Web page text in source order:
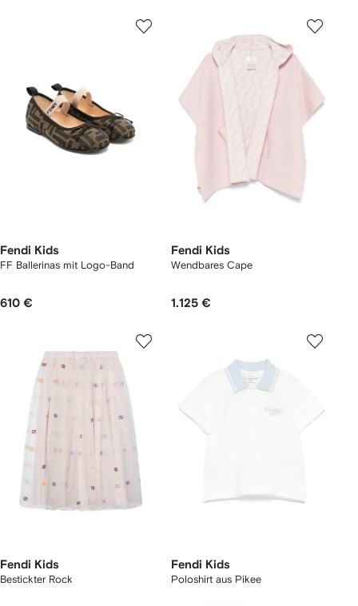
Fendi Kids
FF Ballerinas mit Logo-Band
610 €
Fendi Kids
Wendbares Cape
1.125 €
Fendi Kids
Bestickter Rock
Fendi Kids
Poloshirt aus Pikee